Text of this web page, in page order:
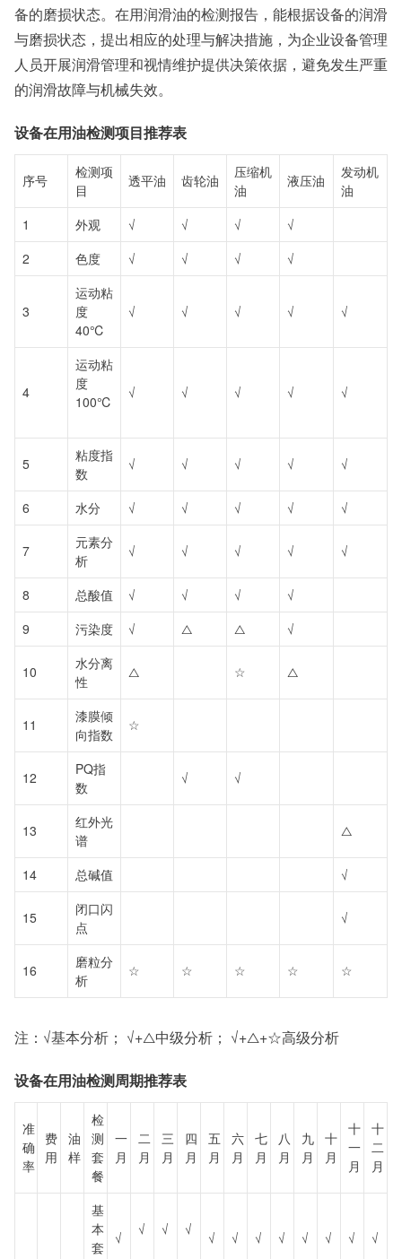
备的磨损状态。在用润滑油的检测报告，能根据设备的润滑
与磨损状态，提出相应的处理与解决措施，为企业设备管理
人员开展润滑管理和视情维护提供决策依据，避免发生严重
的润滑故障与机械失效。
设备在用油检测项目推荐表
序号
检测项
目
透平油 齿轮油
压缩机
油
液压油
发动机
油
1
外观 √ √ √
√
2
色度 √ √ √ √
3
运动粘
度
40℃
√ √ √ √ √
4
运动粘
度
100℃
√ √ √ √ √
5
粘度指
数
√ √ √ √ √
6 水分 √ √ √ √ √
7
元素分
析
√ √ √ √ √
8 总酸值 √ √ √
√
9
污染度 √ △ △ √
10
水分离
性
△ ☆ △
11
漆膜倾
向指数
☆
12
PQ指
数
√ √
13
红外光
谱
△
14 总碱值 √
15
闭口闪
点
√
16
磨粒分
析
☆ ☆ ☆ ☆ ☆
注：√基本分析； √+△中级分析； √+△+☆高级分析
设备在用油检测周期推荐表
准
确
率
费
用
油
样
检
测
套
餐
一
月
二
月
三
月
四
月
五
月
六
月
七
月
八
月
九
月
十
月
十
一
月
十
二
月
基
本
套
√ √ √ √ √ √ √ √ √ √ √ √